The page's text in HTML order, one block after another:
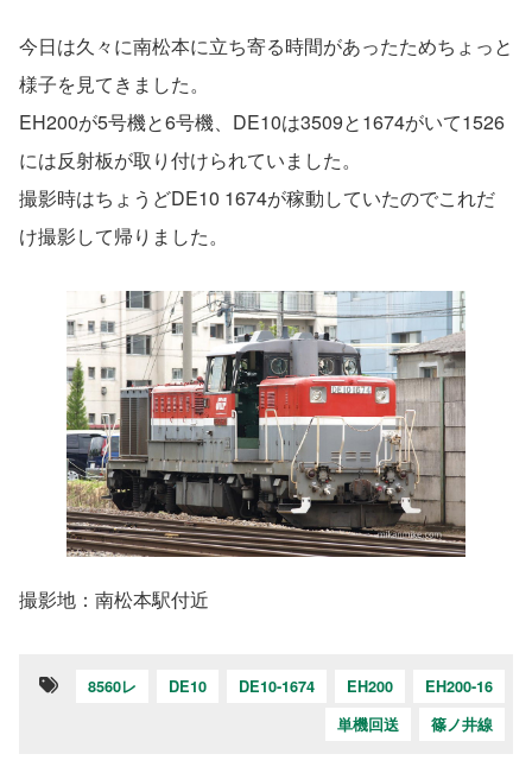
今日は久々に南松本に立ち寄る時間があったためちょっと
様子を見てきました。
EH200が5号機と6号機、DE10は3509と1674がいて1526
には反射板が取り付けられていました。
撮影時はちょうどDE10 1674が稼動していたのでこれだ
け撮影して帰りました。
撮影地：南松本駅付近
8560レ DE10 DE10-1674 EH200
EH200-16
単機回送
篠ノ井線